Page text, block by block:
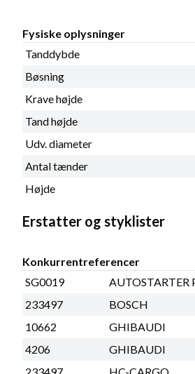
Fysiske oplysninger
Tanddybde
Bøsning
Krave højde
Tand højde
Udv. diameter
Antal tænder
Højde
Erstatter og styklister
Konkurrentreferencer
SG0019
AUTOSTARTER
233497
BOSCH
10662
GHIBAUDI
4206
GHIBAUDI
233497
HC-CARGO